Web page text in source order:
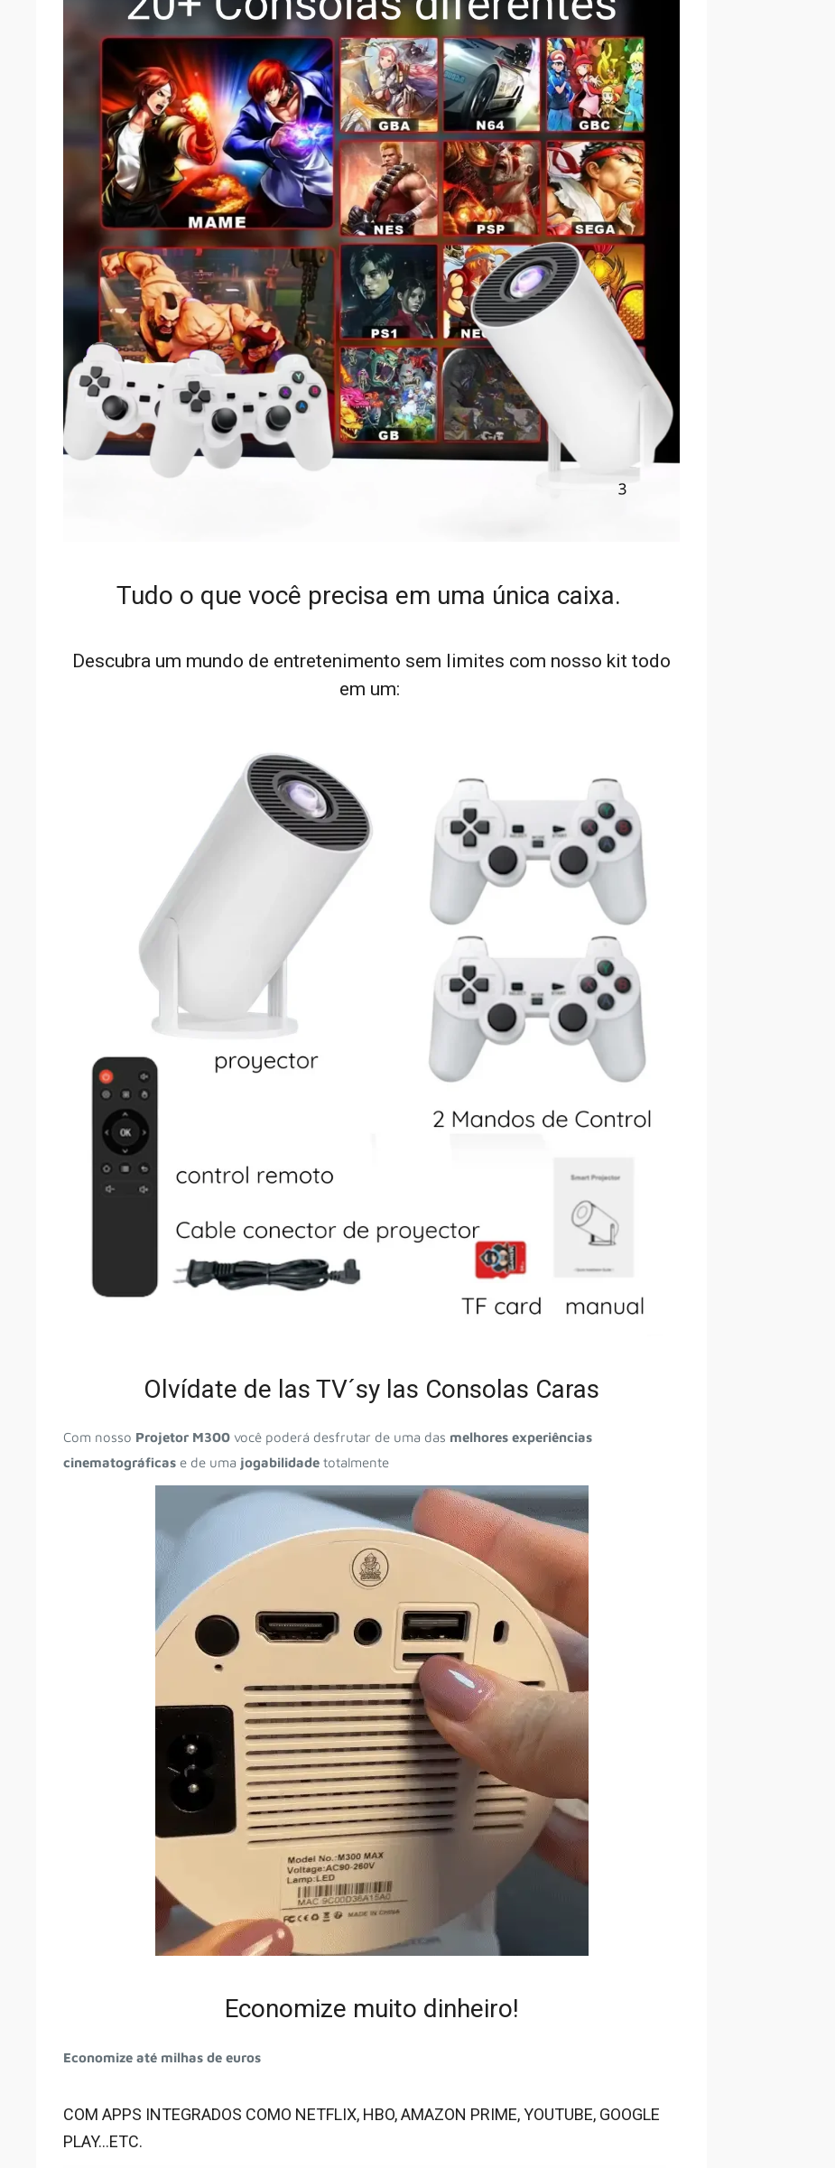
Tudo o que você precisa em uma única caixa.
Descubra um mundo de entretenimento sem limites com nosso kit todo
em um:
Olvídate de las TV´sy las Consolas Caras
Com nosso Projetor M300 você poderá desfrutar de uma das melhores experiências
cinematográficas e de uma jogabilidade totalmente
Economize muito dinheiro!
Economize até milhas de euros
COM APPS INTEGRADOS COMO NETFLIX, HBO, AMAZON PRIME, YOUTUBE, GOOGLE
PLAY...ETC.